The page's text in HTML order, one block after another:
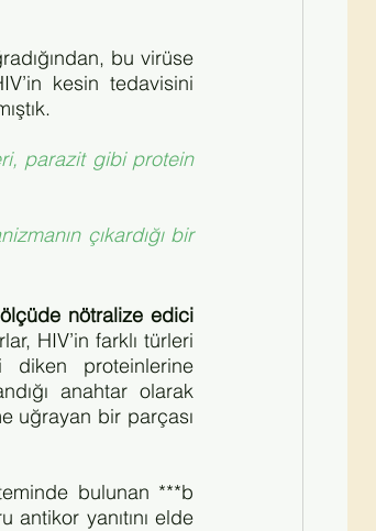
bu virüse
kesin tedavisini
parazit gibi protein
çıkardığı bir
ölçüde nötralize edici
HIV’in farklı türleri
proteinlerine
anahtar olarak
uğrayan bir parçası
bulunan ***b
antikor yanıtını elde